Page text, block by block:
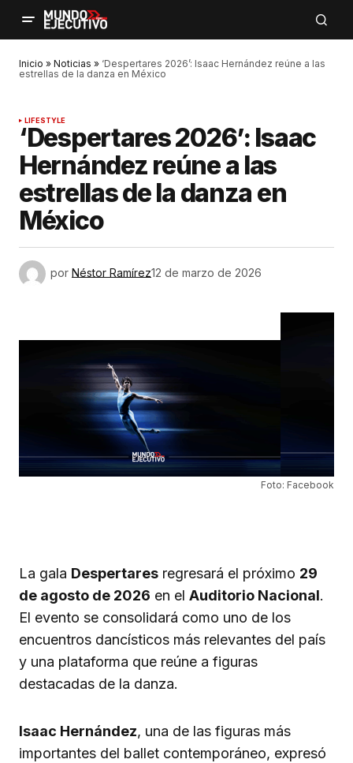
Inicio » Noticias » ‘Despertares 2026’: Isaac Hernández reúne a las
estrellas de la danza en México
LIFESTYLE
‘Despertares 2026’: Isaac
Hernández reúne a las
estrellas de la danza en
México
por Néstor Ramírez12 de marzo de 2026
Foto: Facebook
La gala Despertares regresará el próximo 29
de agosto de 2026 en el Auditorio Nacional.
El evento se consolidará como uno de los
encuentros dancísticos más relevantes del país
y una plataforma que reúne a figuras
destacadas de la danza.
Isaac Hernández, una de las figuras más
importantes del ballet contemporáneo, expresó